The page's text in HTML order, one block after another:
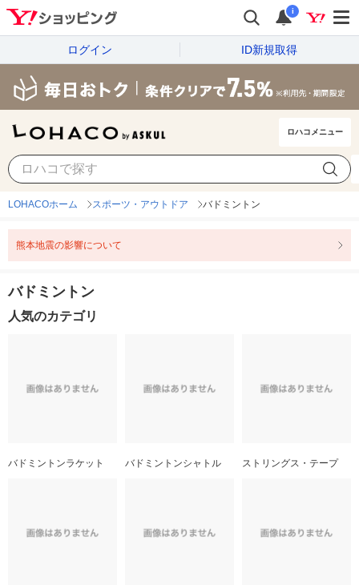
i
ログイン ID新規取得
ロハコメニュー
LOHACOホーム スポーツ・アウトドア バドミントン
熊本地震の影響について
バドミントン
人気のカテゴリ
バドミントンラケット バドミントンシャトル ストリングス・テープ